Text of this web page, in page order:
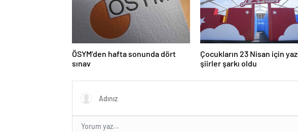
ÖSYM’den hafta sonunda dört
sınav
Çocukların 23 Nisan için
şiirler şarkı oldu